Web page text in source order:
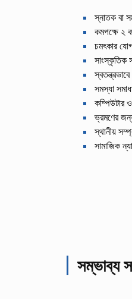
স্নাতক বা
কমপক্ষে ২
চমৎকার
সাংস্কৃতিক
সমস্যা
কম্পিউটার
ভ্রমণের
স্থানীয়
সামাজিক
সম্ভাব্য